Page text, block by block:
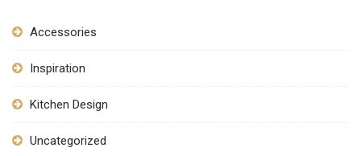
Accessories
Inspiration
Kitchen Design
Uncategorized